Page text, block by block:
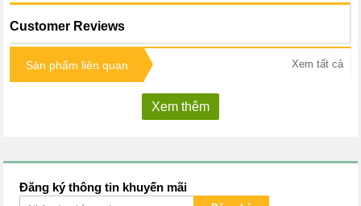
Customer Reviews
Sản phẩm liên quan Xem tất cả
Xem thêm
Đăng ký thông tin khuyến mãi